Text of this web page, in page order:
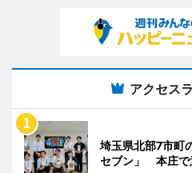
アクセス
埼玉県北部7市町
セブン」 本庄で